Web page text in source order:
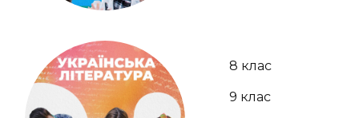
8 клас
9 клас